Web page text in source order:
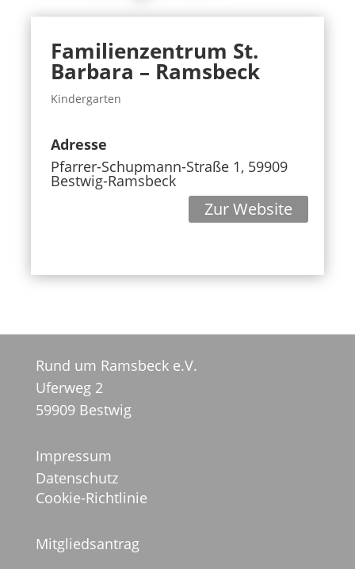
Familienzentrum St.
Barbara – Ramsbeck
Kindergarten
Adresse
Pfarrer-Schupmann-Straße 1, 59909
Bestwig-Ramsbeck
Zur Website
Rund um Ramsbeck e.V.
Uferweg 2
59909 Bestwig
Impressum
Datenschutz
Cookie-Richtlinie
Mitgliedsantrag